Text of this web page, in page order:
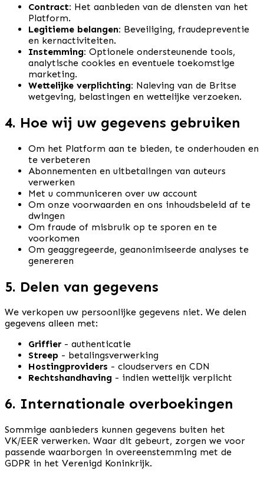
Contract: Het aanbieden van de diensten van het
Platform.
Legitieme belangen: Beveiliging, fraudepreventie
en kernactiviteiten.
Instemming: Optionele ondersteunende tools,
analytische cookies en eventuele toekomstige
marketing.
Wettelijke verplichting: Naleving van de Britse
wetgeving, belastingen en wettelijke verzoeken.
4. Hoe wij uw gegevens gebruiken
Om het Platform aan te bieden, te onderhouden en
te verbeteren
Abonnementen en uitbetalingen van auteurs
verwerken
Met u communiceren over uw account
Om onze voorwaarden en ons inhoudsbeleid af te
dwingen
Om fraude of misbruik op te sporen en te
voorkomen
Om geaggregeerde, geanonimiseerde analyses te
genereren
5. Delen van gegevens
We verkopen uw persoonlijke gegevens niet. We delen
gegevens alleen met:
Griffier - authenticatie
Streep - betalingsverwerking
Hostingproviders - cloudservers en CDN
Rechtshandhaving - indien wettelijk verplicht
6. Internationale overboekingen
Sommige aanbieders kunnen gegevens buiten het
VK/EER verwerken. Waar dit gebeurt, zorgen we voor
passende waarborgen in overeenstemming met de
GDPR in het Verenigd Koninkrijk.